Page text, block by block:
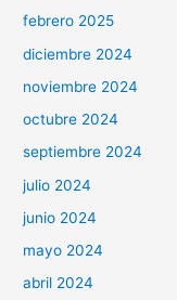
febrero 2025
diciembre 2024
noviembre 2024
octubre 2024
septiembre 2024
julio 2024
junio 2024
mayo 2024
abril 2024